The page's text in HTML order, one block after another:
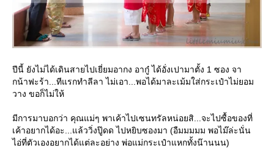
ปีนี้ ยังไม่ได้เดินสายไปเยี่ยมอากง อากู๋ ได้อั่งเปามาตั้ง 1 ซอง จา
กน้าฟะร้า...ทีแรกทำลีลา ไม่เอา...พอได้มาละเม้มใส่กระเป๋าไม่ยอม
วาง ขอก็ไม่ให้
มีการมาบอกว่า คุณแม่ๆ พาเค้าไปเซนทรัลหน่อยสิ...จะไปซื้อของที่
เค้าอยากได้อะ...แล้ววิ่งปู๊ดด ไปหยิบซองมา (อืมมมมม พอไม๊ล่ะนั่น
ไอ่ที่ตัวเองอยากได้แต่ละอย่าง พ่อแม่กระเป๋าแหกทั้งน๊านนน)